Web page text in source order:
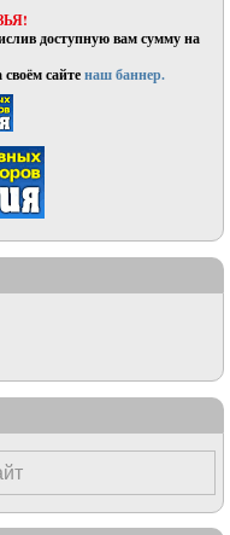
доступную вам сумму на
сайтенаш баннер.